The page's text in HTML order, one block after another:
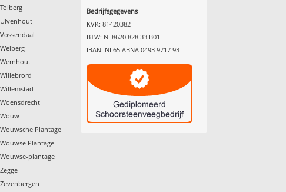
Plantage
Plantage
plantage
Bedrijfsgegevens
KVK: 81420382
BTW: NL8620.828.33.B01
IBAN: NL65 ABNA 0493 9717 93